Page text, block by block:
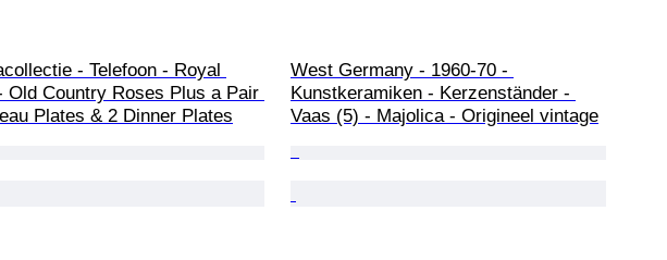
- Telefoon - Royal
Old Country Roses Plus a Pair
Plates & 2 Dinner Plates
West Germany - 1960-70 -
Kunstkeramiken - Kerzenständer -
Vaas (5) - Majolica - Origineel vintage